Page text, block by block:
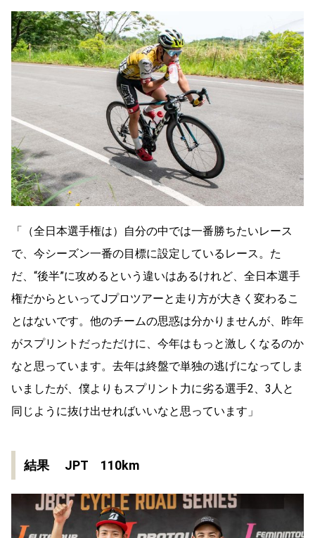
「（全日本選手権は）自分の中では一番勝ちたいレース
で、今シーズン一番の目標に設定しているレース。た
だ、“後半”に攻めるという違いはあるけれど、全日本選手
権だからといってJプロツアーと走り方が大きく変わるこ
とはないです。他のチームの思惑は分かりませんが、昨年
がスプリントだっただけに、今年はもっと激しくなるのか
なと思っています。去年は終盤で単独の逃げになってしま
いましたが、僕よりもスプリント力に劣る選手2、3人と
同じように抜け出せればいいなと思っています」
結果 JPT 110km